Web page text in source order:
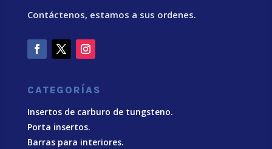
Contáctenos, estamos a sus ordenes.
CATEGORÍAS
Insertos de carburo de tungsteno.
Porta insertos.
Barras para interiores.